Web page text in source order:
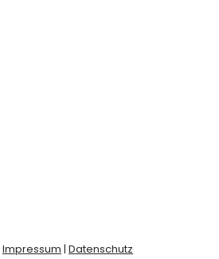
Impressum | Datenschutz